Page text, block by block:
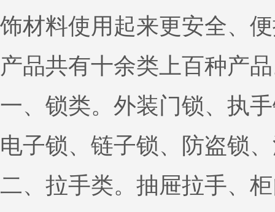
饰材料使用起来更安全、
产品共有十余类上百种产
一、锁类。外装门锁、执
电子锁、链子锁、防盗锁
二、拉手类。抽屉拉手、